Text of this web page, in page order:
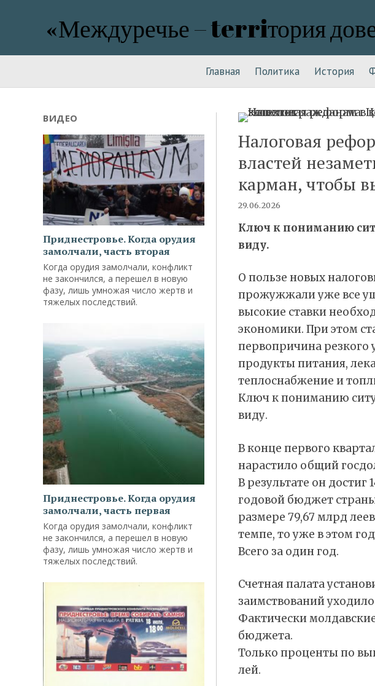
«Междуречье – terriтория
Главная Политика История
ВИДЕО
Приднестровье. Когда орудия
замолчали, часть вторая
Когда орудия замолчали, конфликт
не закончился, а перешел в новую
фазу, лишь умножая число жертв и
тяжелых последствий.
Приднестровье. Когда орудия
замолчали, часть первая
Когда орудия замолчали, конфликт
не закончился, а перешел в новую
фазу, лишь умножая число жертв и
тяжелых последствий.
Налоговая
властей
карман, чтобы
29.06.2026
Ключ к пониманию
виду.
О пользе новых
прожужжали уже все
высокие ставки
экономики. При этом
первопричина резкого
продукты питания,
теплоснабжение и
Ключ к пониманию
виду.
В конце первого
нарастило общий
В результате он
годовой бюджет
размере 79,67 млрд
темпе, то уже в этом
Всего за один год.
Счетная палата
заимствований
Фактически
бюджета.
Только проценты по
лей.